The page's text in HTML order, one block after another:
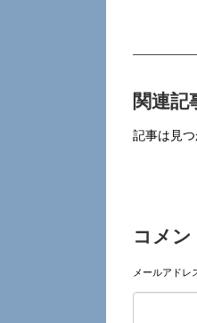
関連記
記事は見つ
コメ
メールアドレ